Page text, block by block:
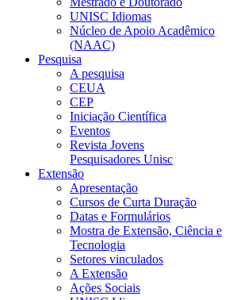
UNISC Idiomas
Núcleo de Apoio Acadêmico
(NAAC)
Pesquisa
A pesquisa
CEUA
CEP
Iniciação Científica
Eventos
Revista Jovens
Pesquisadores Unisc
Extensão
Apresentação
Cursos de Curta Duração
Datas e Formulários
Mostra de Extensão, Ciência e
Tecnologia
Setores vinculados
A Extensão
Ações Sociais